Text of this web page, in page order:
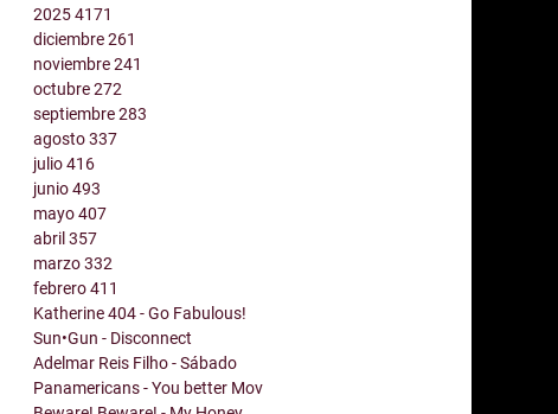
20254171
diciembre261
noviembre241
octubre272
septiembre283
agosto337
julio416
junio493
mayo407
abril357
marzo332
febrero411
Katherine 404 - Go Fabulous!
Sun•Gun - Disconnect
Adelmar Reis Filho - Sábado
Panamericans - You better Mov